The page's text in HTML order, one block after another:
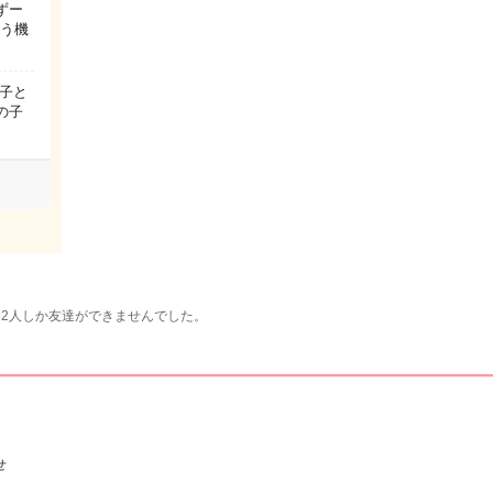
ー
機
と
子
しか友達ができませんでした。